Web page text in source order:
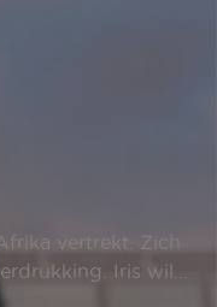
vertrekt. Zich
Iris wil